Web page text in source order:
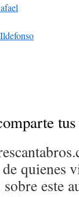
quienes
sobre este